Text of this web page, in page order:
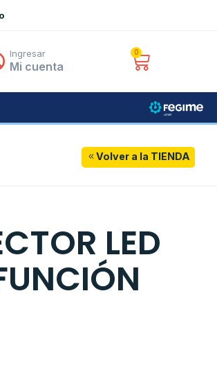
Ingresar
Mi cuenta
0
Volver a la TIENDA
LED